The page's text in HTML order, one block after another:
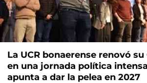
La UCR bonaerense renovó
en una jornada política
apunta a dar la pelea en 2027